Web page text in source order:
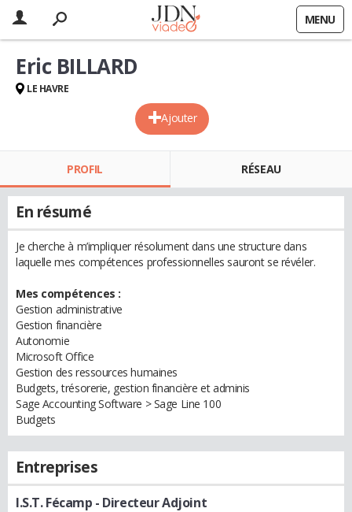
MENU
Ajouter
Eric BILLARD
LE HAVRE
PROFIL RÉSEAU
En résumé
Je cherche à m’impliquer résolument dans une structure dans
laquelle mes compétences professionnelles sauront se révéler.
Mes compétences :
Gestion administrative
Gestion financière
Autonomie
Microsoft Office
Gestion des ressources humaines
Budgets, trésorerie, gestion financière et adminis
Sage Accounting Software > Sage Line 100
Budgets
Entreprises
I.S.T. Fécamp - Directeur Adjoint